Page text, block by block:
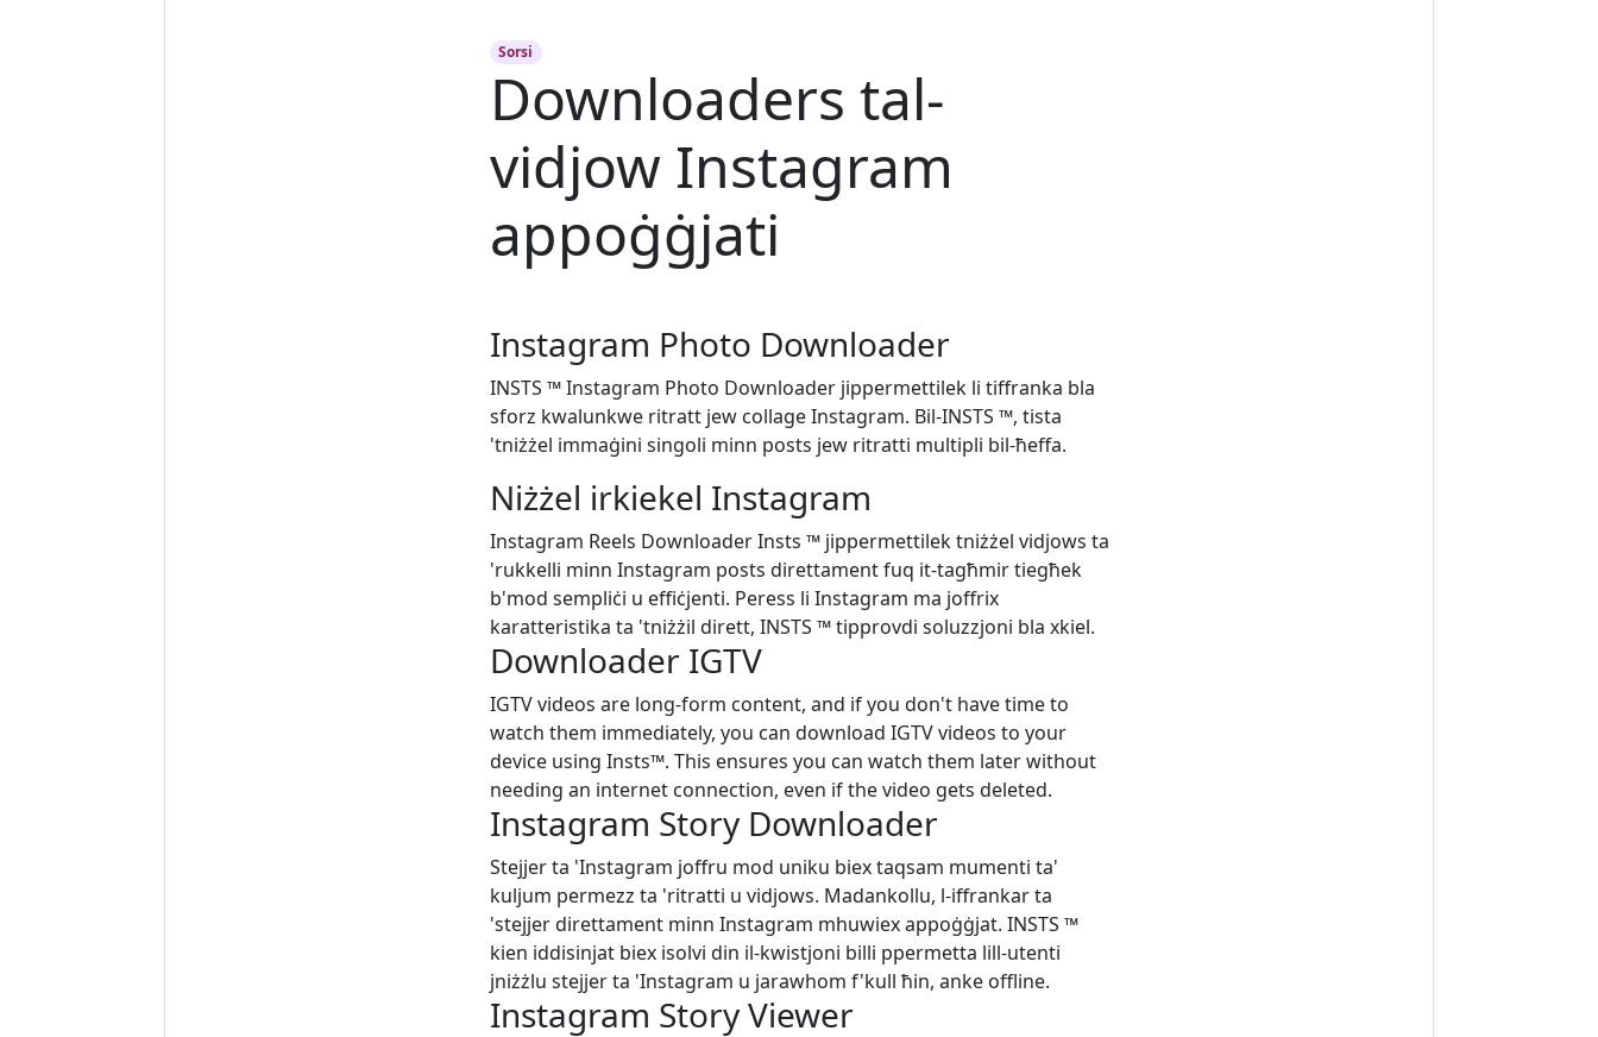
Sorsi
Downloaders tal-
vidjow Instagram
appoġġjati
Instagram Photo Downloader
INSTS ™ Instagram Photo Downloader jippermettilek li tiffranka bla
sforz kwalunkwe ritratt jew collage Instagram. Bil-INSTS ™, tista
'tniżżel immaġini singoli minn posts jew ritratti multipli bil-ħeffa.
Niżżel irkiekel Instagram
Instagram Reels Downloader Insts ™ jippermettilek tniżżel vidjows ta
'rukkelli minn Instagram posts direttament fuq it-tagħmir tiegħek
b'mod sempliċi u effiċjenti. Peress li Instagram ma joffrix
karatteristika ta 'tniżżil dirett, INSTS ™ tipprovdi soluzzjoni bla xkiel.
Downloader IGTV
IGTV videos are long-form content, and if you don't have time to
watch them immediately, you can download IGTV videos to your
device using Insts™. This ensures you can watch them later without
needing an internet connection, even if the video gets deleted.
Instagram Story Downloader
Stejjer ta 'Instagram joffru mod uniku biex taqsam mumenti ta'
kuljum permezz ta 'ritratti u vidjows. Madankollu, l-iffrankar ta
'stejjer direttament minn Instagram mhuwiex appoġġjat. INSTS ™
kien iddisinjat biex isolvi din il-kwistjoni billi ppermetta lill-utenti
jniżżlu stejjer ta 'Instagram u jarawhom f'kull ħin, anke offline.
Instagram Story Viewer